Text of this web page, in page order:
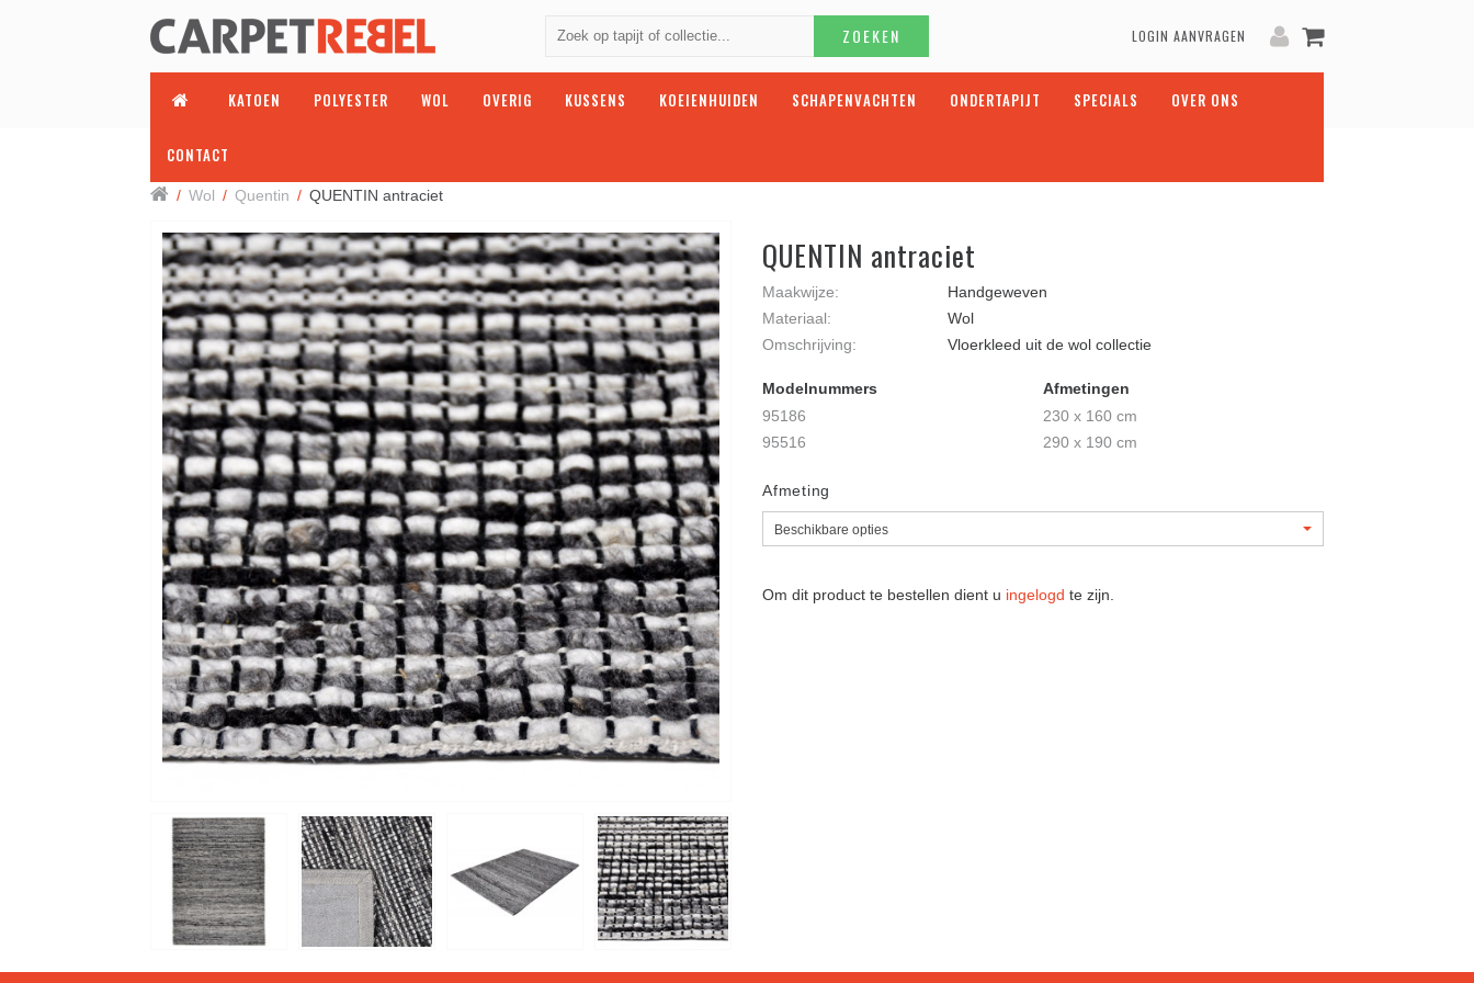
ZOEKEN LOGIN AANVRAGEN
KATOEN POLYESTER WOL OVERIG KUSSENS KOEIENHUIDEN SCHAPENVACHTEN ONDERTAPIJT SPECIALS OVER ONS
CONTACT
/ Wol / Quentin / QUENTIN antraciet
QUENTIN antraciet
Maakwijze:
Handgeweven
Materiaal:
Wol
Omschrijving:
Vloerkleed uit de wol collectie
Modelnummers
Afmetingen
95186
95516
230 x 160 cm
290 x 190 cm
Afmeting
Om dit product te bestellen dient u ingelogd te zijn.